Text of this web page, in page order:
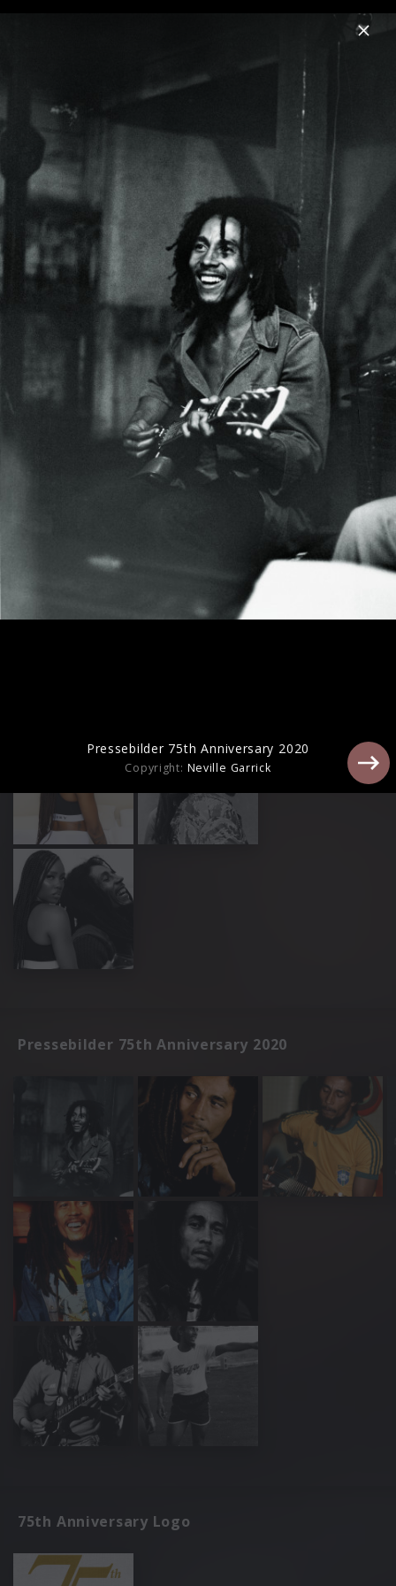
Menu
Bob Marley
Home Musik Videos
Pressebilder "Catch A Fire" 50th
Anniversary (2023)
Bildmaterial: Bob Marley & The Wailers
„Africa Unite“ (VÖ: 04.08.2023)
Pressebilder 75th Anniversary 2020
75th Anniversary Logo
Pressebilder 75th Anniversary 2020
Copyright: Neville Garrick